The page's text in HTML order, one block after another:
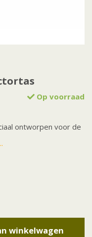
Op voorraad
ontworpen voor de
winkelwagen